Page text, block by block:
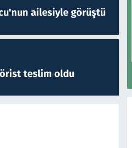
ailesiyle görüştü
teslim oldu